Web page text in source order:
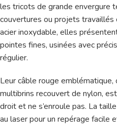
les tricots de grande envergure
couvertures ou projets travaillés
acier inoxydable, elles
pointes fines, usinées avec
régulier.
Leur câble rouge emblématique,
multibrins recouvert de nylon,
droit et ne s’enroule pas. La
au laser pour un repérage facile